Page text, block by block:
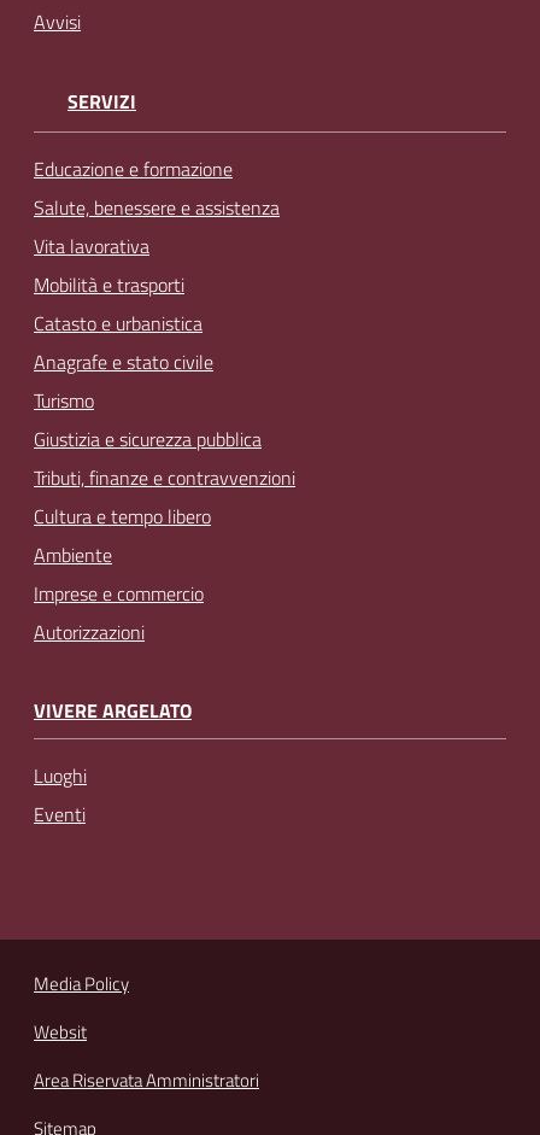
Avvisi
SERVIZI
Educazione e formazione
Salute, benessere e assistenza
Vita lavorativa
Mobilità e trasporti
Catasto e urbanistica
Anagrafe e stato civile
Turismo
Giustizia e sicurezza pubblica
Tributi, finanze e contravvenzioni
Cultura e tempo libero
Ambiente
Imprese e commercio
Autorizzazioni
VIVERE ARGELATO
Luoghi
Eventi
Media Policy
Websit
Area Riservata Amministratori
Sitemap